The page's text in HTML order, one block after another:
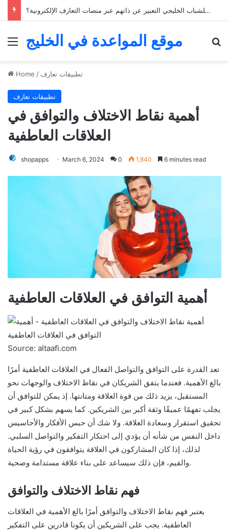
كيف يمكن للشباب الخليجي التعبير عن ذاتهم عبر منصات التعارف الإلكترونية؟
Menu
موقع المواعدة في الخليج
Home / تطبيقات تعارف
تطبيقات تعارف
أهمية نقاط الاختلاف والتوافق في
العلاقات العاطفية
shopapps March 6, 2024 0 1,840 6 minutes read
أهمية التوافق في العلاقات العاطفية
Source: altaafi.com
تعد القدرة على التوافق والتواصل الفعال في العلاقات العاطفية أمرًا
بالغ الأهمية. فعندما يتفق الشريكان في نقاط الاختلاف والوجهات نحو
المستقبل، يزيد ذلك من قوة العلاقة ومتانتها. إذ يمكن للتوافق أن
يجلب تفهمًا عميقًا وثقة أكبر بين الشريكين. كما يسهم بشكل كبير في
تحقيق استقرار وسعادة العلاقة. ولا شك أن حبس الأفكار والأحاسيس
داخل النفس من شأنه أن يؤدي إلى احتكار التفكير والتواصل السلبي.
لذلك، إذا كان المشاركون في العلاقة يتوافقون في رؤية الحياة
والقيم، فإن ذلك سيساعد على بناء علاقة مستدامة وصحية.
فهم نقاط الاختلاف والتوافق
يعتبر فهم نقاط الاختلاف والتوافق أمرًا بالغ الأهمية في العلاقات
العاطفية. يجب على الشريكين أن يكونا قادرين على التفكير